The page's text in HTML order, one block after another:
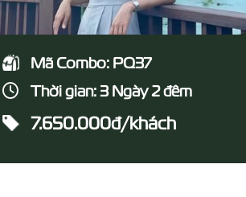
Mã Combo: PQ37
Thời gian: 3 Ngày 2 đêm
7.650.000đ/khách